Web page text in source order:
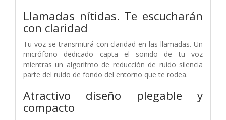
Llamadas nítidas. Te escucharán
con claridad
Tu voz se transmitirá con claridad en las llamadas. Un
micrófono dedicado capta el sonido de tu voz
mientras un algoritmo de reducción de ruido silencia
parte del ruido de fondo del entorno que te rodea.
Atractivo diseño plegable y
compacto